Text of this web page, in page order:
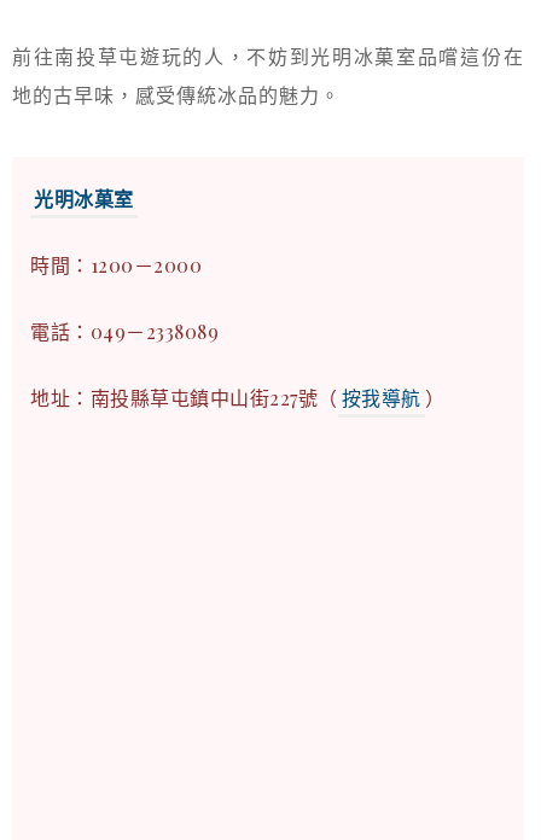
前往南投草屯遊玩的人，不妨到光明冰菓室品嚐這份在
地的古早味，感受傳統冰品的魅力。
光明冰菓室
時間：1200－2000
電話：049－2338089
地址：南投縣草屯鎮中山街227號（ 按我導航 ）